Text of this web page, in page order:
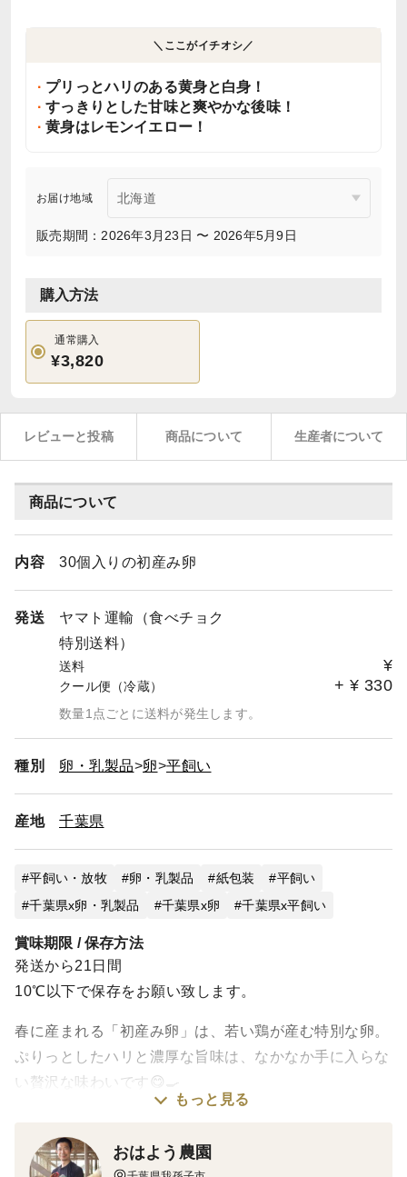
＼ここがイチオシ／
プリっとハリのある黄身と白身！
すっきりとした甘味と爽やかな後味！
黄身はレモンイエロー！
お届け地域
販売期間：2026年3月23日 〜 2026年5月9日
購入方法
通常購入
¥3,820
レビューと投稿 商品について 生産者について
商品について
内容 30個入りの初産み卵
発送
ヤマト運輸（食べチョク
特別送料）
送料 ¥
クール便（冷蔵） + ¥ 330
数量1点ごとに送料が発生します。
種別 卵・乳製品 卵 平飼い
産地 千葉県
平飼い・放牧 卵・乳製品 紙包装
平飼い
千葉県x卵・乳製品
千葉県x卵 千葉県x平飼い
賞味期限 / 保存方法
発送から21日間
10℃以下で保存をお願い致します。
春に産まれる「初産み卵」は、若い鶏が産む特別な卵。
ぷりっとしたハリと濃厚な旨味は、なかなか手に入らな
い贅沢な味わいです😋🍳
元気いっぱいの鶏たちが「春が来たよ🐔🌸！」と喜ぶよ
もの朝ごはんをちょっと特別にしてみませんか✨？
もっと見る
おはよう農園